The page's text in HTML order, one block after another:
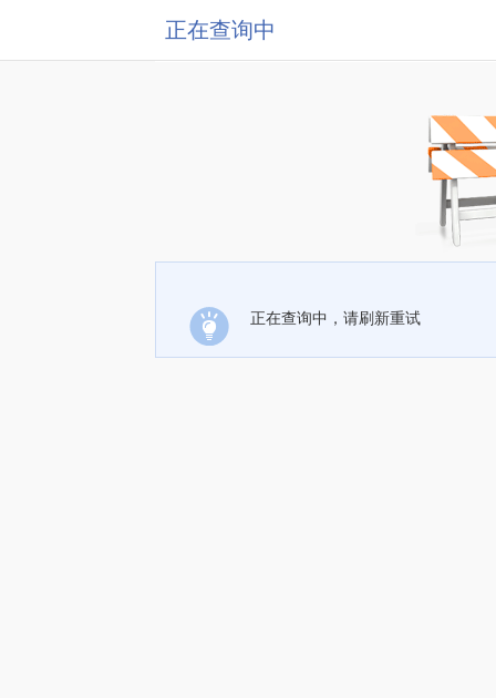
正在查询中
正在查询中，请刷新重试